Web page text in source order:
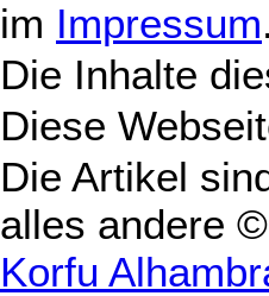
im Impressum.
Die Inhalte
Diese
Die Artikel
alles andere
Korfu